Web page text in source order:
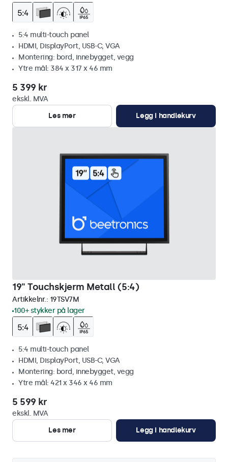
5:4 multi-touch panel
HDMI, DisplayPort, USB-C, VGA
Montering: bord, innebygget, vegg
Ytre mål: 384 x 317 x 46 mm
5 399 kr
ekskl. MVA
Les mer
Legg i handlekurv
19" Touchskjerm Metall (5:4)
Artikkelnr.: 19TSV7M
100+ stykker på lager
5:4 multi-touch panel
HDMI, DisplayPort, USB-C, VGA
Montering: bord, innebygget, vegg
Ytre mål: 421 x 346 x 46 mm
5 599 kr
ekskl. MVA
Les mer
Legg i handlekurv